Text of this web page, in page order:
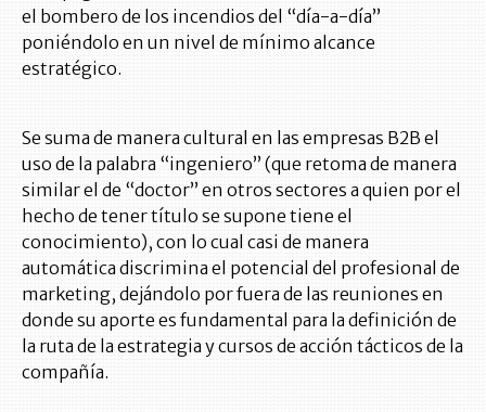
el bombero de los incendios del “día-a-día”
poniéndolo en un nivel de mínimo alcance
estratégico.
Se suma de manera cultural en las empresas B2B el
uso de la palabra “ingeniero” (que retoma de manera
similar el de “doctor” en otros sectores a quien por el
hecho de tener título se supone tiene el
conocimiento), con lo cual casi de manera
automática discrimina el potencial del profesional de
marketing, dejándolo por fuera de las reuniones en
donde su aporte es fundamental para la definición de
la ruta de la estrategia y cursos de acción tácticos de la
compañía.